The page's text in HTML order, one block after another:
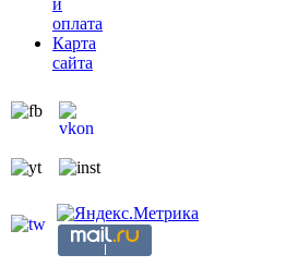
оплата
Карта
сайта